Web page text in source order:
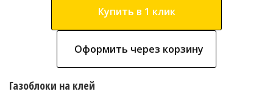
Купить в 1 клик
Оформить через корзину
Газоблоки на клей